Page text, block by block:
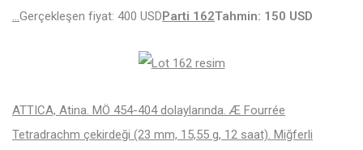
Gerçekleşen fiyat: 400 USDParti 162Tahmin: 150 USD
ATTICA, Atina. MÖ 454-404 dolaylarında. Æ Fourrée
Tetradrachm çekirdeği (23 mm, 15,55 g, 12 saat). Miğferli